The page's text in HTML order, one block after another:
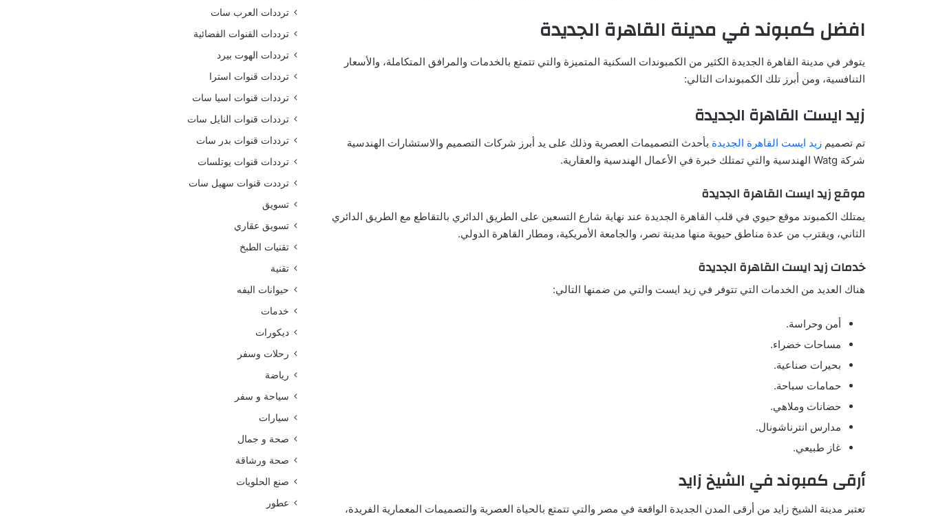
افضل كمبوند في مدينة القاهرة الجديدة
يتوفر في مدينة القاهرة الجديدة الكثير من الكمبوندات السكنية المتميزة والتي تتمتع بالخدمات والمرافق المتكاملة، والأسعار
التنافسية، ومن أبرز تلك الكمبوندات التالي:
زيد ايست القاهرة الجديدة
تم تصميم زيد ايست القاهرة الجديدة بأحدث التصميمات العصرية وذلك على يد أبرز شركات التصميم والاستشارات الهندسية
شركة Watg الهندسية والتي تمتلك خبرة في الأعمال الهندسية والعقارية.
موقع زيد ايست القاهرة الجديدة
يمتلك الكمبوند موقع حيوي في قلب القاهرة الجديدة عند نهاية شارع التسعين على الطريق الدائري بالتقاطع مع الطريق الدائري
الثاني، ويقترب من عدة مناطق حيوية منها مدينة نصر، والجامعة الأمريكية، ومطار القاهرة الدولي.
خدمات زيد ايست القاهرة الجديدة
هناك العديد من الخدمات التي تتوفر في زيد ايست والتي من ضمنها التالي:
أمن وحراسة.
مساحات خضراء.
بحيرات صناعية.
حمامات سباحة.
حضانات وملاهي.
مدارس انترناشونال.
غاز طبيعي.
أرقى كمبوند في الشيخ زايد
تعتبر مدينة الشيخ زايد من أرقى المدن الجديدة الواقعة في مصر والتي تتمتع بالحياة العصرية والتصميمات المعمارية الفريدة،
ترددات العرب سات
ترددات القنوات الفضائية
ترددات الهوت بيرد
ترددات قنوات استرا
ترددات قنوات اسيا سات
ترددات قنوات النايل سات
ترددات قنوات بدر سات
ترددات قنوات يوتلسات
ترددت قنوات سهيل سات
تسويق
تسويق عقاري
تقنيات الطبخ
تقنية
حيوانات اليفه
خدمات
ديكورات
رحلات وسفر
رياضة
سياحة و سفر
سيارات
صحة و جمال
صحة ورشاقة
صنع الحلويات
عطور